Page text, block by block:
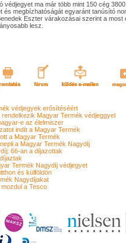
védjegyet ma már több mint 150 cég
és megbízhatóságát egyaránt tanúsító
Eszter várakozásai szerint a most
lesz.
védjegyek erősítéséért
Magyar Termék védjeggyel
e az élelmiszer
indít a Magyar Termék
a Magyar Termék
a Magyar Termék Nagydíj
66-an a díjazottak
Termék Nagydíj védjegyet
és külföldön
Nagydíjakat
a Tesco